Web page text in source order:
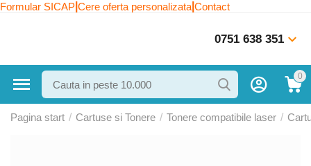
Formular SICAP Cere oferta personalizata Contact
0751 638 351
0
Pagina start / Cartuse si Tonere / Tonere compatibile laser /